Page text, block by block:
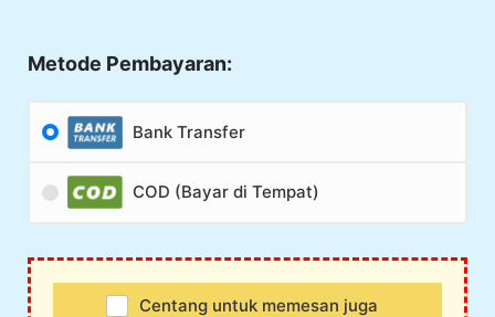
Metode Pembayaran:
Bank Transfer
COD (Bayar di Tempat)
Centang untuk memesan juga